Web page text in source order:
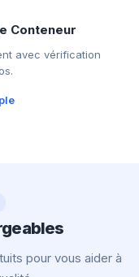
Conteneur
avec vérification
pour vous aider à